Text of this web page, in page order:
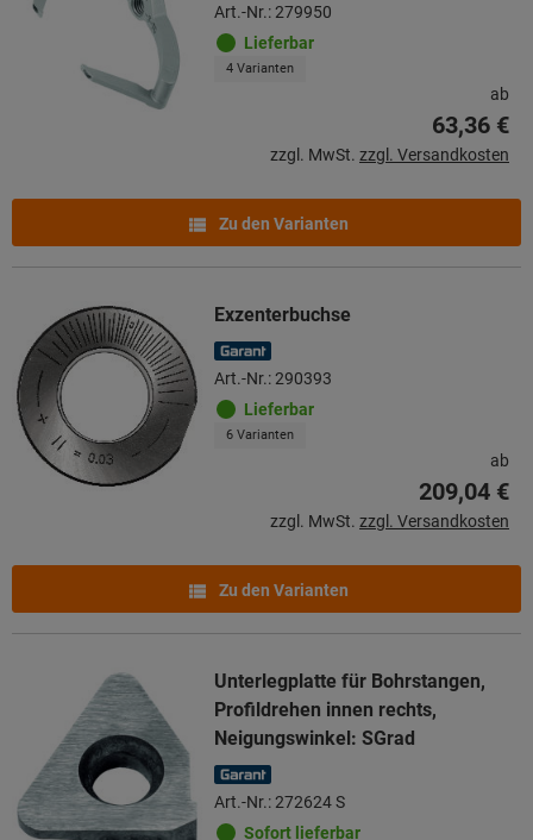
Art.-Nr.: 279950
Lieferbar
4 Varianten
ab
63,36 €
zzgl. MwSt. zzgl. Versandkosten
Zu den Varianten
Exzenterbuchse
Art.-Nr.: 290393
Lieferbar
6 Varianten
ab
209,04 €
zzgl. MwSt. zzgl. Versandkosten
Zu den Varianten
Unterlegplatte für Bohrstangen,
Profildrehen innen rechts,
Neigungswinkel: SGrad
Art.-Nr.: 272624 S
Sofort lieferbar